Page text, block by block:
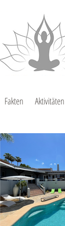
Fakten Aktivitäten